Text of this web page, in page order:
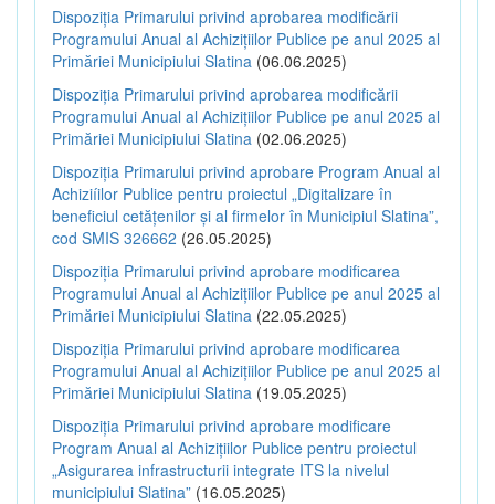
Dispoziția Primarului privind aprobarea modificării
Programului Anual al Achizițiilor Publice pe anul 2025 al
Primăriei Municipiului Slatina (06.06.2025)
Dispoziția Primarului privind aprobarea modificării
Programului Anual al Achizițiilor Publice pe anul 2025 al
Primăriei Municipiului Slatina (02.06.2025)
Dispoziția Primarului privind aprobare Program Anual al
Achiziíilor Publice pentru proiectul „Digitalizare în
beneficiul cetățenilor și al firmelor în Municipiul Slatina”,
cod SMIS 326662 (26.05.2025)
Dispoziția Primarului privind aprobare modificarea
Programului Anual al Achizițiilor Publice pe anul 2025 al
Primăriei Municipiului Slatina (22.05.2025)
Dispoziția Primarului privind aprobare modificarea
Programului Anual al Achizițiilor Publice pe anul 2025 al
Primăriei Municipiului Slatina (19.05.2025)
Dispoziția Primarului privind aprobare modificare
Program Anual al Achizițiilor Publice pentru proiectul
„Asigurarea infrastructurii integrate ITS la nivelul
municipiului Slatina” (16.05.2025)